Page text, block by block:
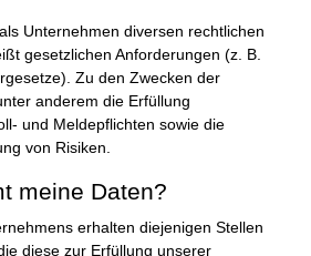
Unternehmen diversen rechtlichen
gesetzlichen Anforderungen (z. B.
Zu den Zwecken der
anderem die Erfüllung
und Meldepflichten sowie die
von Risiken.
meine Daten?
erhalten diejenigen Stellen
diese zur Erfüllung unserer